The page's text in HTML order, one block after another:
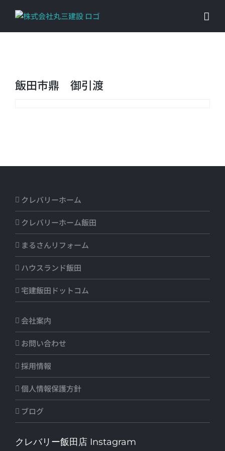
飯田市鼎 御引渡
クレバリーホーム
クレバリーホーム飯田
まるさんリフォーム
ハウスランド飯田
宅建飯田ドットコム
会社案内
お問い合わせ
採用情報
個人情報保護方針
ブログ
クレバリー飯田店 Instagram